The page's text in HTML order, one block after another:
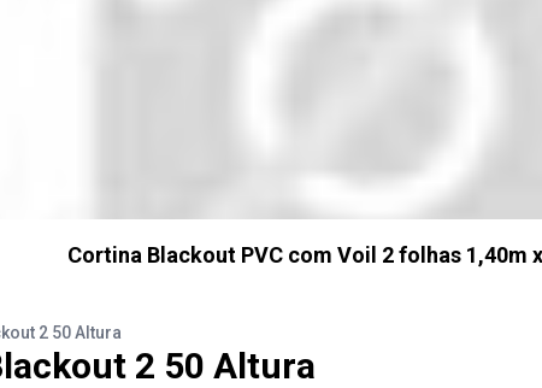
Cortina Blackout PVC com Voil 2 folhas 1,40m
2 50 Altura
2 50 Altura